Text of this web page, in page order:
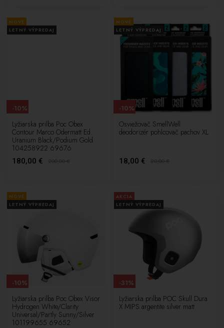
NOVÉ
LETNÝ VÝPREDAJ
Lyžiarska prilba Poc Obex
Contour Marco Odermatt Ed.
Uranium Black/Podium Gold
104258922 69676
180,00 € 200,00€
-10%
NOVÉ
LETNÝ VÝPREDAJ
Osviežovač SmellWell
deodorizér pohlcovač pachov XL
18,00 € 20,00€
-10%
NOVÉ
LETNÝ VÝPREDAJ
Lyžiarska prilba Poc Obex Visor
Hydrogen White/Clarity
Universal/Partly Sunny/Silver
101199655 69652
-10%
AKCIA
LETNÝ VÝPREDAJ
Lyžiarska prilba POC Skull Dura
X MIPS argentite silver matt
-31%